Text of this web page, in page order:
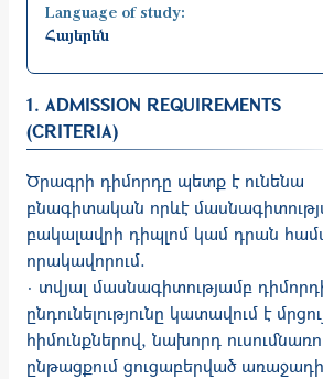
Language of study:
Հայերեն
1. ADMISSION REQUIREMENTS
(CRITERIA)
Ծրագրի դիմորդը պետք է ունենա
բնագիտական որևէ
բակալավրի դիպլոմ կամ դրան
որակավորում.
· տվյալ մասնագիտությամբ
ընդունելությունը կատավում է
հիմունքներով, նախորդ
ընթացքում ցուցաբերված